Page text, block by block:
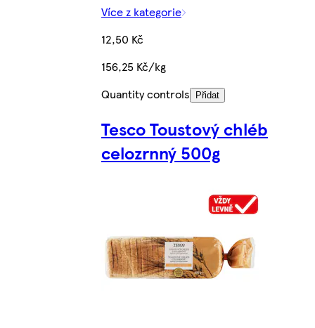
Více z kategorie
12,50 Kč
156,25 Kč/kg
Quantity controls
Přidat
Tesco Toustový chléb
celozrnný 500g